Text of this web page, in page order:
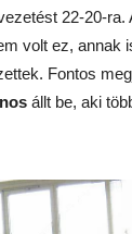
22-20-ra.
volt ez, annak
Fontos
állt be, aki